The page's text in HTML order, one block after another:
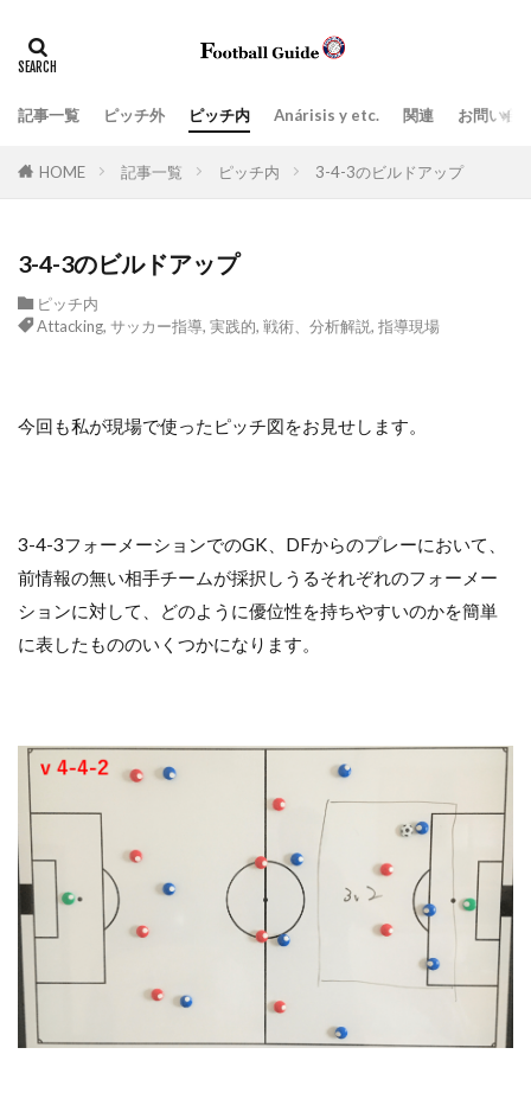
記事一覧 ピッチ外 ピッチ内 Anárisis y etc. 関連 お問い合
HOME 記事一覧 ピッチ内 3-4-3のビルドアップ
3-4-3のビルドアップ
ピッチ内
Attacking, サッカー指導, 実践的, 戦術、分析解説, 指導現場
今回も私が現場で使ったピッチ図をお見せします。
3-4-3フォーメーションでのGK、DFからのプレーにおいて、
前情報の無い相手チームが採択しうるそれぞれのフォーメー
ションに対して、どのように優位性を持ちやすいのかを簡単
に表したもののいくつかになります。
指導現場
ペネトレーション
場面の切り取り方によって見えてくるもの
学び
実践的
密集エリアでのポゼッションと適切なタイミングの前進
ビルドアップ阻止
日本スタイル
プレッシングとリトリート(後退)の取り扱い方
Contra la salida de balón
Defending
entrenamiento
GK､DFからのプレー
Individual
Salida de balón
Tiro libre
Transición negativa
Transición positiva
「選手の特徴」の活用法
アタッキングサード
サッカー分析
サッカー戦術
サッカー観戦
セットプレー
ディフェンシブサード 部活動
検索